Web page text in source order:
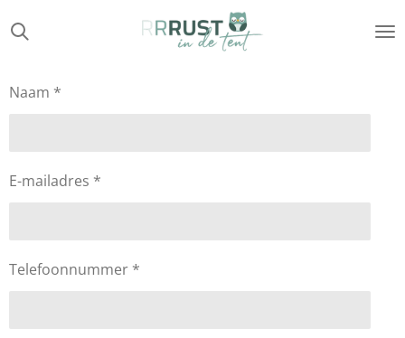
direct
de
Naam *
E-mailadres *
Telefoonnummer *